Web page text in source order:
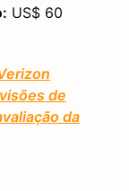
US$ 60
de
da